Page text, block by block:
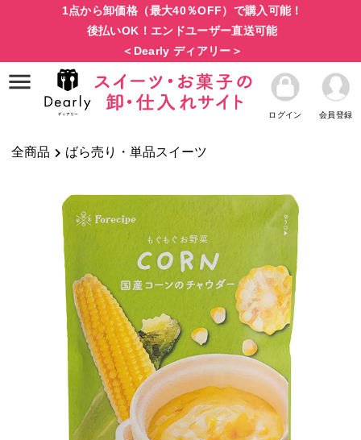
1点から卸価格（最大40％OFF）で購入可能！
後払いOK！エンドユーザー直送可能
＜Dearly ディアリー＞
ログイン 会員登録
全商品 ばら売り・単品スイーツ